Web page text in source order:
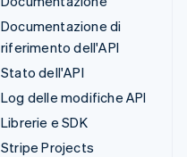
Documentazione di
riferimento dell'API
Stato dell'API
Log delle modifiche API
Librerie e SDK
Stripe Projects